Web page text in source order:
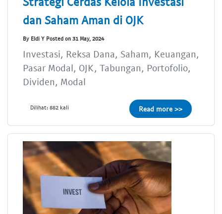
dan Saham Aman di OJK
By Eldi Y Posted on 31 May, 2024
Investasi, Reksa Dana, Saham, Keuangan,
Pasar Modal, OJK, Tabungan, Portofolio,
Dividen, Modal
Dilihat: 882 kali Read more >>